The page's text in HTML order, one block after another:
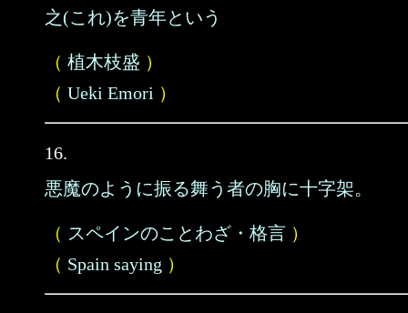
之(これ)を青年という
（ 植木枝盛 ）
（ Ueki Emori ）
16.
悪魔のように振る舞う者の胸に十字架。
（ スペインのことわざ・格言 ）
（ Spain saying ）